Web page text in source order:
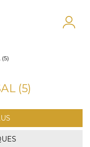
(5)
(5)